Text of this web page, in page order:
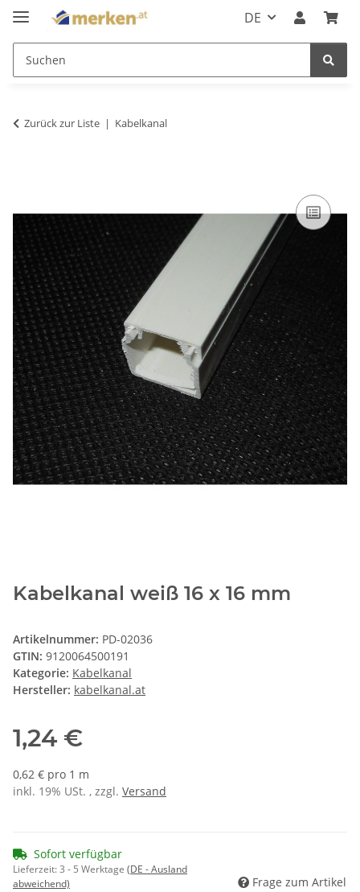
DE
Zurück zur Liste Kabelkanal
Kabelkanal weiß 16 x 16 mm
Artikelnummer: PD-02036
GTIN: 9120064500191
Kategorie: Kabelkanal
Hersteller: kabelkanal.at
1,24 €
0,62 € pro 1 m
inkl. 19% USt. , zzgl. Versand
Sofort verfügbar
Lieferzeit:3 - 5 Werktage (DE - Ausland
abweichend)
Frage zum Artikel